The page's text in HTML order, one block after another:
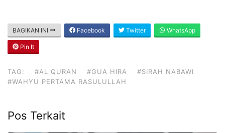
BAGIKAN INI Facebook Twitter WhatsApp
Pin It
TAG: #AL QURAN #GUA HIRA
#SIRAH NABAWI
#WAHYU PERTAMA RASULULLAH
Pos Terkait